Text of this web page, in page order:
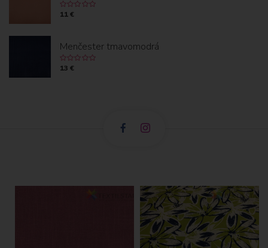
11 €
Menčester tmavomodrá
13 €